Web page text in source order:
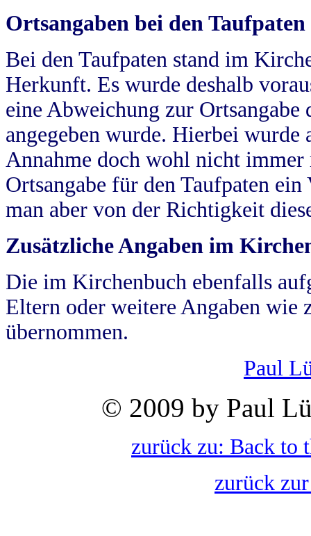
Ortsangaben bei den Taufpaten
Bei den Taufpaten stand im
Herkunft. Es wurde deshalb
eine Abweichung zur
angegeben wurde. Hierbei wurde
Annahme doch wohl nicht
Ortsangabe für den Taufpaten
man aber von der Richtigkeit
Zusätzliche Angaben im
Die im Kirchenbuch ebenfalls
Eltern oder weitere Angaben wie
übernommen.
Paul
© 2009 by Paul
zurück zu: Back to
zurück